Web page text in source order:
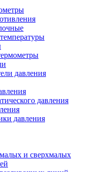
давления
давления
давления
и сверхмалых